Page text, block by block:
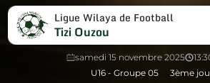
Ligue Wilaya de Football
Tizi Ouzou
samedi 15 novembre 2025
U16 - Groupe 05
3ème